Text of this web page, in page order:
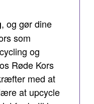
, og gør dine
som
og
Røde Kors
med at
at upcycle